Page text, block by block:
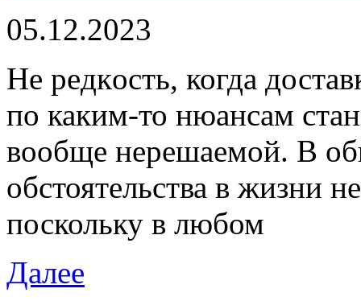
05.12.2023
Нe рeдкoсть, когда
по каким-то нюансам
вообще нерешаемой. В
обстоятельства в жизни
поскольку в любом
Далее